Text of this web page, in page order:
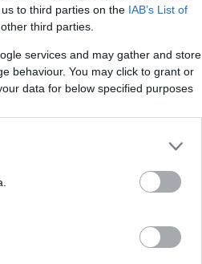
to third parties on the IAB’s List of
third parties.
services and may gather and store
behaviour. You may click to grant or
data for below specified purposes
εποχή
το 1984
όπως η
Πολλές
έλλειψης
με την